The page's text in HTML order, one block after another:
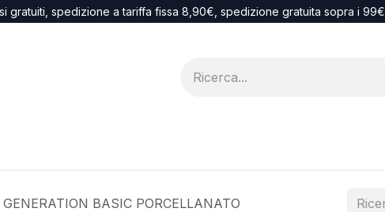
gratuiti, spedizione a tariffa fissa 8,90€, spedizione gratuita sopra i 99€
BASIC PORCELLANATO